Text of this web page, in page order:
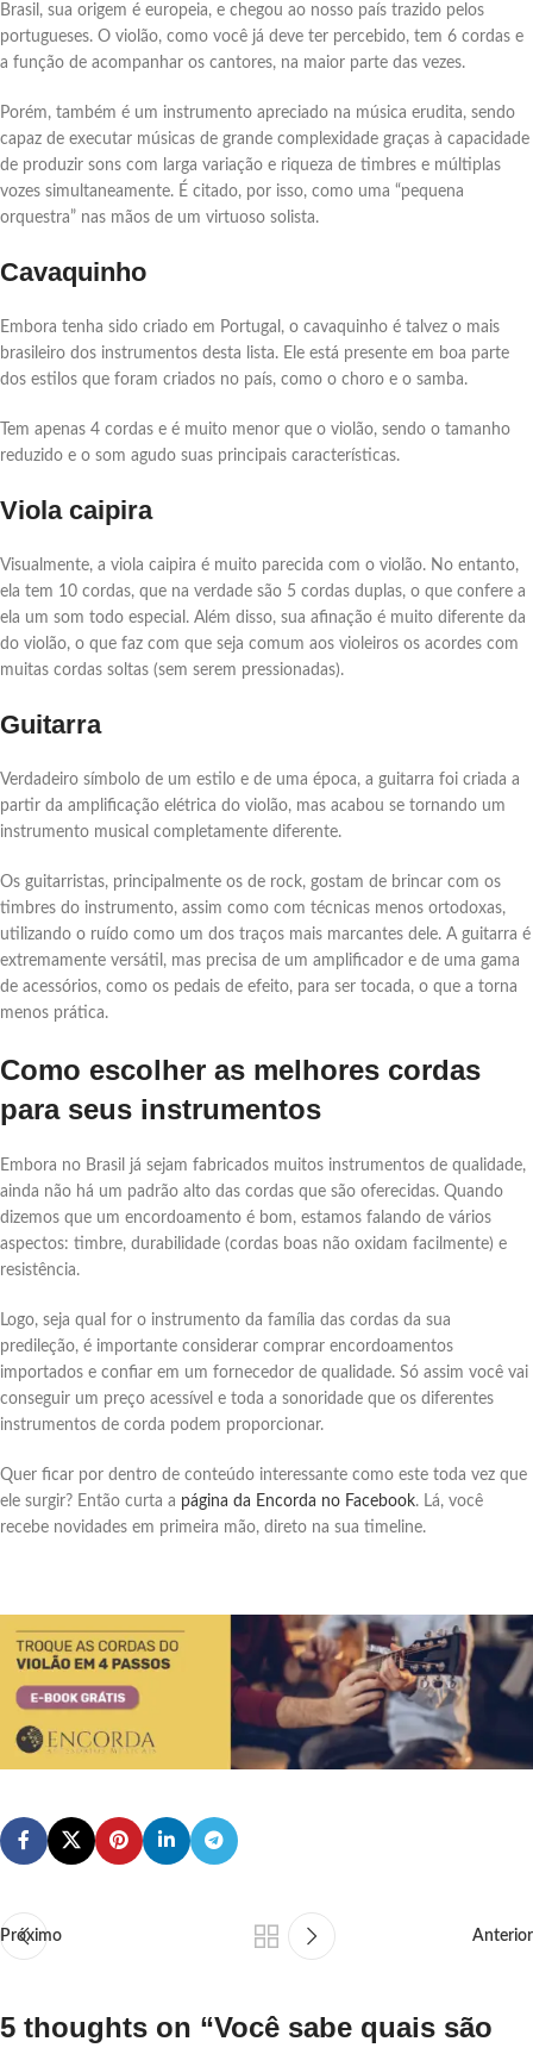
Brasil, sua origem é europeia, e chegou ao nosso país trazido pelos
portugueses. O violão, como você já deve ter percebido, tem 6 cordas e
a função de acompanhar os cantores, na maior parte das vezes.
Porém, também é um instrumento apreciado na música erudita, sendo
capaz de executar músicas de grande complexidade graças à capacidade
de produzir sons com larga variação e riqueza de timbres e múltiplas
vozes simultaneamente. É citado, por isso, como uma “pequena
orquestra” nas mãos de um virtuoso solista.
Cavaquinho
Embora tenha sido criado em Portugal, o cavaquinho é talvez o mais
brasileiro dos instrumentos desta lista. Ele está presente em boa parte
dos estilos que foram criados no país, como o choro e o samba.
Tem apenas 4 cordas e é muito menor que o violão, sendo o tamanho
reduzido e o som agudo suas principais características.
Viola caipira
Visualmente, a viola caipira é muito parecida com o violão. No entanto,
ela tem 10 cordas, que na verdade são 5 cordas duplas, o que confere a
ela um som todo especial. Além disso, sua afinação é muito diferente da
do violão, o que faz com que seja comum aos violeiros os acordes com
muitas cordas soltas (sem serem pressionadas).
Guitarra
Verdadeiro símbolo de um estilo e de uma época, a guitarra foi criada a
partir da amplificação elétrica do violão, mas acabou se tornando um
instrumento musical completamente diferente.
Os guitarristas, principalmente os de rock, gostam de brincar com os
timbres do instrumento, assim como com técnicas menos ortodoxas,
utilizando o ruído como um dos traços mais marcantes dele. A guitarra é
extremamente versátil, mas precisa de um amplificador e de uma gama
de acessórios, como os pedais de efeito, para ser tocada, o que a torna
menos prática.
Como escolher as melhores cordas
para seus instrumentos
Embora no Brasil já sejam fabricados muitos instrumentos de qualidade,
ainda não há um padrão alto das cordas que são oferecidas. Quando
dizemos que um encordoamento é bom, estamos falando de vários
aspectos: timbre, durabilidade (cordas boas não oxidam facilmente) e
resistência.
Logo, seja qual for o instrumento da família das cordas da sua
predileção, é importante considerar comprar encordoamentos
importados e confiar em um fornecedor de qualidade. Só assim você vai
conseguir um preço acessível e toda a sonoridade que os diferentes
instrumentos de corda podem proporcionar.
Quer ficar por dentro de conteúdo interessante como este toda vez que
ele surgir? Então curta a página da Encorda no Facebook. Lá, você
recebe novidades em primeira mão, direto na sua timeline.
Próximo Anterior
5 thoughts on “Você sabe quais são